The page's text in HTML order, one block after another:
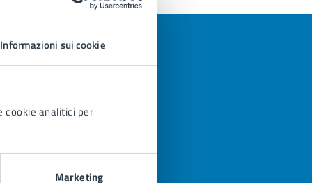
Informazioni sui cookie
cookie analitici per
Marketing